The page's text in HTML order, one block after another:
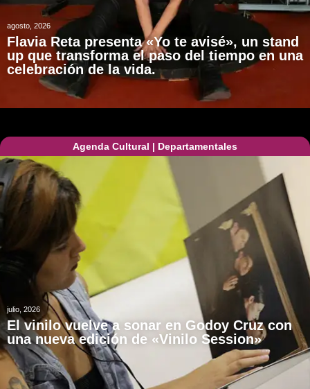
agosto, 2026
Flavia Reta presenta «Yo te avisé», un stand
up que transforma el paso del tiempo en una
celebración de la vida.
Agenda Cultural | Departamentales
julio, 2026
El vinilo vuelve a sonar en Godoy Cruz con
una nueva edición de «Vinilo Session»